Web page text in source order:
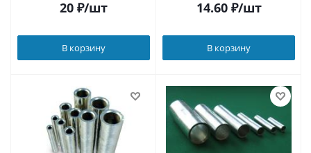
20 ₽/шт
В корзину
14.60₽/шт
В корзину